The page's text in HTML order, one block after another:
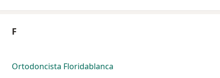
F
Ortodoncista Floridablanca